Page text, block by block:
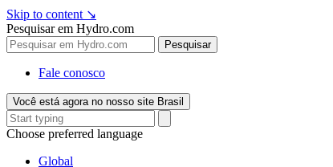
Skip to content ↘
Pesquisar em Hydro.com
Pesquisar
Fale conosco
Você está agora no nosso site Brasil
Choose preferred language
Global